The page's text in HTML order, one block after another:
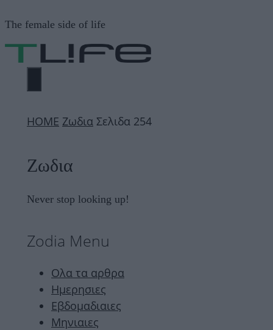
σε
περιεχόμενο
The female side of life
ΜΕΝΟΎ
ΗΟΜΕ Ζωδια Σελιδα 254
Ζωδια
Never stop looking up!
Zodia Menu
Ολα τα αρθρα
Ημερησιες
Εβδομαδιαιες
Μηνιαιες